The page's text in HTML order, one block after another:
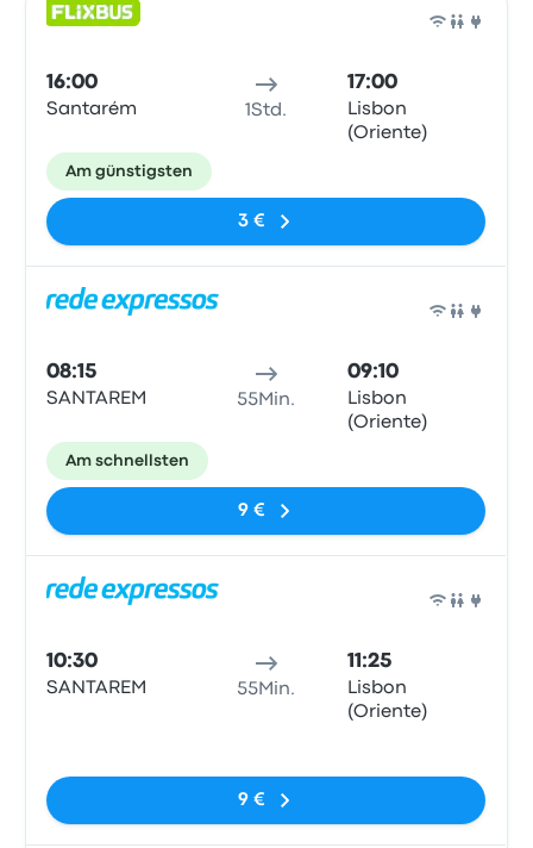
16:00
Santarém 1Std.
17:00
Lisbon
(Oriente)
Am günstigsten
3 €
08:15
SANTAREM 55Min.
09:10
Lisbon
(Oriente)
Am schnellsten
9 €
10:30
SANTAREM 55Min.
11:25
Lisbon
(Oriente)
9 €